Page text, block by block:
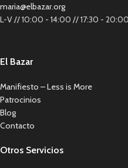
maria@elbazar.org
L-V // 10:00 - 14:00 // 17:30 - 20:00
El Bazar
Manifiesto – Less is More
Patrocinios
Blog
Contacto
Otros Servicios